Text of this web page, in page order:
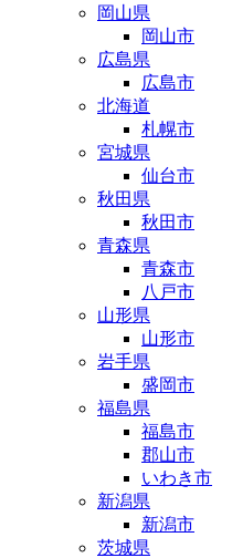
岡山県
岡山市
広島県
広島市
北海道
札幌市
宮城県
仙台市
秋田県
秋田市
青森県
青森市
八戸市
山形県
山形市
岩手県
盛岡市
福島県
福島市
郡山市
いわき市
新潟県
新潟市
茨城県